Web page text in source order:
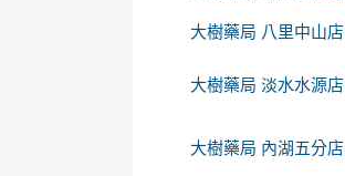
大樹藥局 八里中山店
大樹藥局 淡水水源店
大樹藥局 內湖五分店